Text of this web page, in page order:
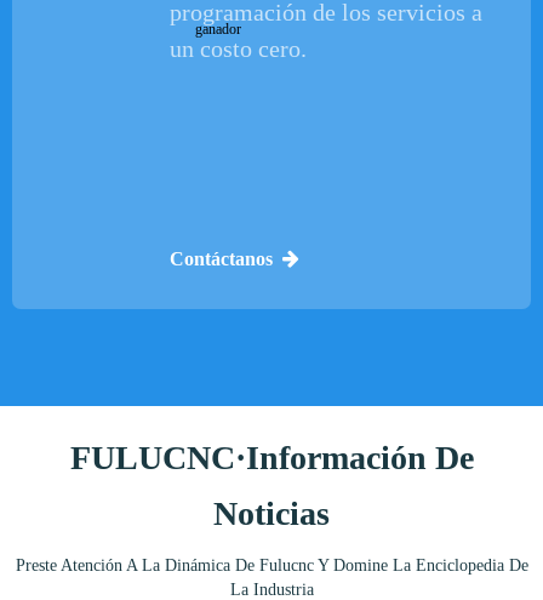
programación de los servicios a
un costo cero.
Contáctanos
FULUCNC·Información De
Noticias
Preste Atención A La Dinámica De Fulucnc Y Domine La Enciclopedia De
La Industria